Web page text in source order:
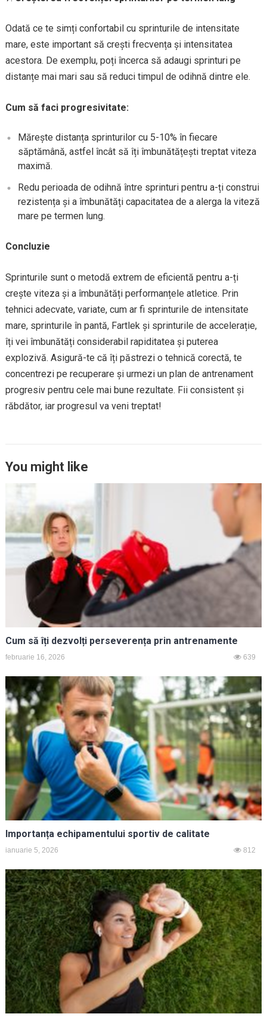
Odată ce te simți confortabil cu sprinturile de intensitate
mare, este important să crești frecvența și intensitatea
acestora. De exemplu, poți încerca să adaugi sprinturi pe
distanțe mai mari sau să reduci timpul de odihnă dintre ele.
Cum să faci progresivitate:
Mărește distanța sprinturilor cu 5-10% în fiecare
săptămână, astfel încât să îți îmbunătățești treptat viteza
maximă.
Redu perioada de odihnă între sprinturi pentru a-ți construi
rezistența și a îmbunătăți capacitatea de a alerga la viteză
mare pe termen lung.
Concluzie
Sprinturile sunt o metodă extrem de eficientă pentru a-ți
crește viteza și a îmbunătăți performanțele atletice. Prin
tehnici adecvate, variate, cum ar fi sprinturile de intensitate
mare, sprinturile în pantă, Fartlek și sprinturile de accelerație,
îți vei îmbunătăți considerabil rapiditatea și puterea
explozivă. Asigură-te că îți păstrezi o tehnică corectă, te
concentrezi pe recuperare și urmezi un plan de antrenament
progresiv pentru cele mai bune rezultate. Fii consistent și
răbdător, iar progresul va veni treptat!
You might like
Cum să îți dezvolți perseverența prin antrenamente
februarie 16, 2026 639
Importanța echipamentului sportiv de calitate
ianuarie 5, 2026 812